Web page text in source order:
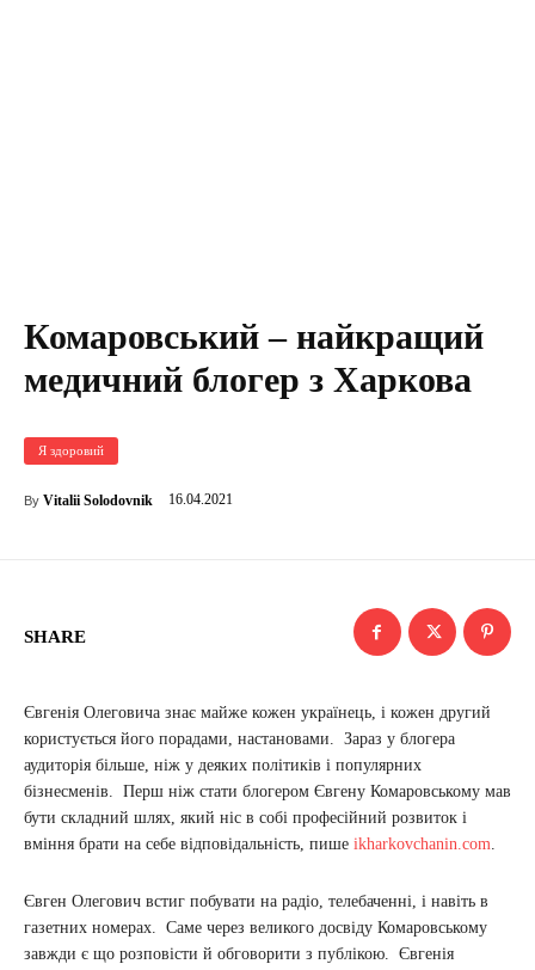
Комаровський – найкращий
медичний блогер з Харкова
Я здоровий
By Vitalii Solodovnik 16.04.2021
SHARE
Євгенія Олеговича знає майже кожен українець, і кожен другий
користується його порадами, настановами. Зараз у блогера
аудиторія більше, ніж у деяких політиків і популярних
бізнесменів. Перш ніж стати блогером Євгену Комаровському мав
бути складний шлях, який ніс в собі професійний розвиток і
вміння брати на себе відповідальність, пише ikharkovchanin.com.
Євген Олегович встиг побувати на радіо, телебаченні, і навіть в
газетних номерах. Саме через великого досвіду Комаровському
завжди є що розповісти й обговорити з публікою. Євгенія